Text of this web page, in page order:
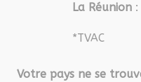
La Réunion
*TVAC
Votre pays ne se